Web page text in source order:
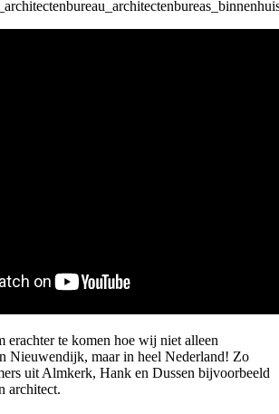
erachter te komen hoe wij niet alleen
Nieuwendijk, maar in heel Nederland! Zo
uit Almkerk, Hank en Dussen bijvoorbeeld
architect.